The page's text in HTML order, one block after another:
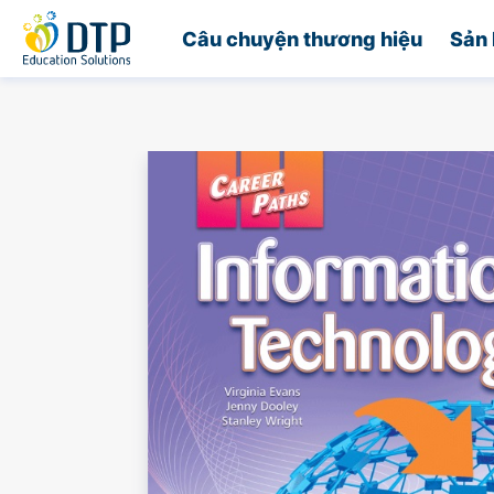
Câu chuyện thương hiệu Sản
Trang chủ